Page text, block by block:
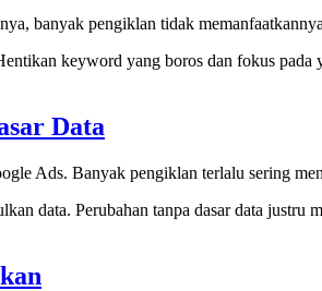
banyak pengiklan tidak
keyword yang boros dan fokus
Data
Ads. Banyak pengiklan terlalu sering
data. Perubahan tanpa dasar data